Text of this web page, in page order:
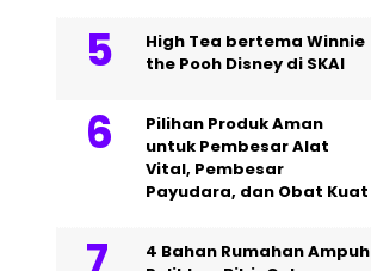
High Tea bertema Winnie
the Pooh Disney di SKAI
Pilihan Produk Aman
untuk Pembesar Alat
Vital, Pembesar
Payudara, dan Obat Kuat
4 Bahan Rumahan Ampuh